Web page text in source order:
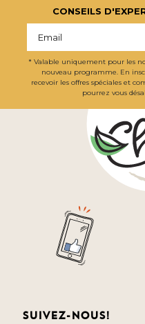
CONSEILS
* Valable uniquement pour les
nouveau programme. En
recevoir les offres spéciales et
pourrez vous
Suivez-nous!